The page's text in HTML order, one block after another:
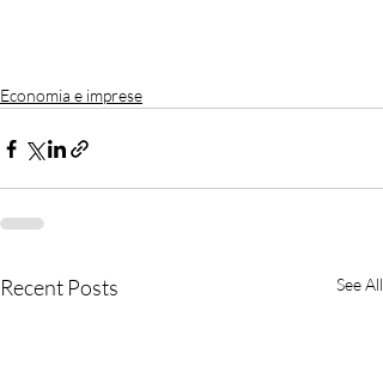
Economia e imprese
Recent Posts See All